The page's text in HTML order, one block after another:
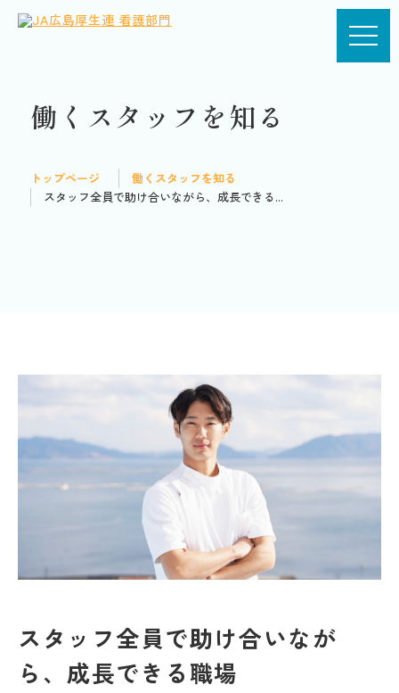
働くスタッフを知る
トップページ
働くスタッフを知る
スタッフ全員で助け合いながら、成長できる...
スタッフ全員で助け合いなが
ら、成長できる職場